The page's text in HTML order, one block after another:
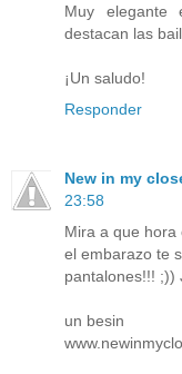
Muy elegante
destacan las
¡Un saludo!
Responder
New in my
23:58
Mira a que hora
el embarazo te
pantalones!!! ;))
un besin